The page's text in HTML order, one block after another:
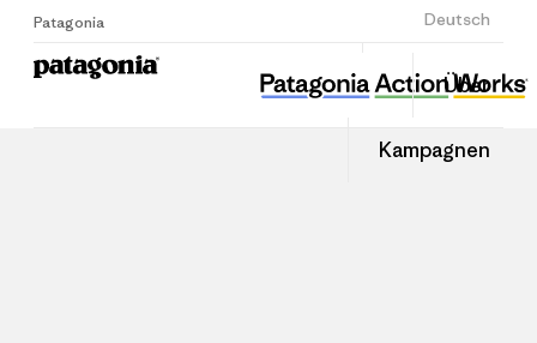
Patagonia Deutsch
Anmelden
Über
Kampagnen